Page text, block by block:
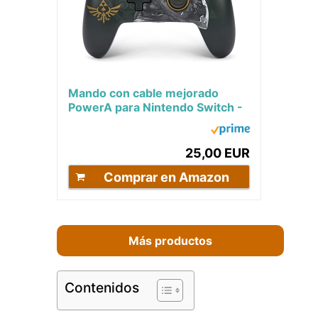
Mando con cable mejorado
PowerA para Nintendo Switch -
25,00 EUR
Comprar en Amazon
Más productos
Contenidos